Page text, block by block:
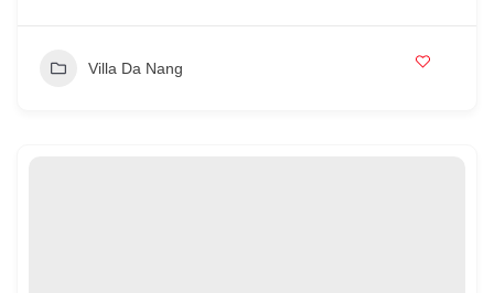
Villa Da Nang